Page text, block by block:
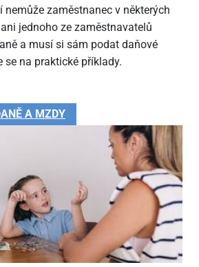
nemůže zaměstnanec v některých
jednoho ze zaměstnavatelů
a musí si sám podat daňové
se na praktické příklady.
A MZDY